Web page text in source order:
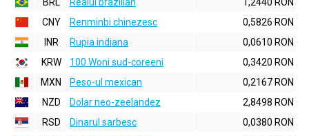
CNY
Renminbi chinezesc
0,5826 RON
INR
Rupia indiana
0,0610 RON
KRW
100 Woni sud-coreeni
0,3420 RON
MXN
Peso-ul mexican
0,2167 RON
NZD
Dolar neo-zeelandez
2,8498 RON
RSD
Dinarul sarbesc
0,0380 RON